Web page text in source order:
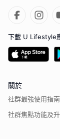
下載 U Lifestyle
關於
社群最強使用指南
社群焦點功能及